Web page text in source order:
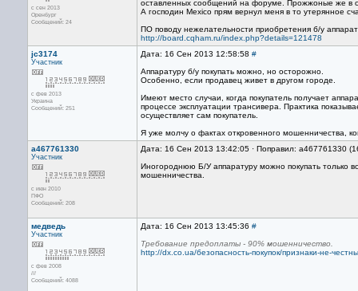
с сен 2013
Оренбург
Сообщений: 24
оставленных сообщений на форуме. Прожжоные же в
А господин Mexico прям вернул меня в то утерянное
ПО поводу нежелательности приобретения б/у
http://board.cqham.ru/index.php?details=121478
jc3174
Участник
с фев 2013
Украина
Сообщений: 251
Дата: 16 Сен 2013 12:58:58 #
Аппаратуру б/у покупать можно, но осторожно.
Особенно, если продавец живет в другом городе.
Имеют место случаи, когда покупатель получает
процессе эксплуатации трансивера. Практика
осуществляет сам покупатель.
Я уже молчу о фактах откровенного мошенничества,
a467761330
Участник
с июн 2010
ПФО
Сообщений: 208
Дата: 16 Сен 2013 13:42:05 · Поправил: a467761330
Иногороднюю Б/У аппаратуру можно покупать только
мошенничества.
медведь
Участник
с фев 2008
///
Сообщений: 4088
Дата: 16 Сен 2013 13:45:36 #
Требование предоплаты - 90% мошенничество.
http://dx.co.ua/безопасность-покупок/признаки-не-